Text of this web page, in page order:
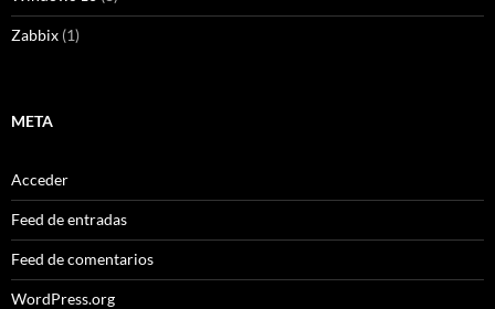
Zabbix (1)
META
Acceder
Feed de entradas
Feed de comentarios
WordPress.org